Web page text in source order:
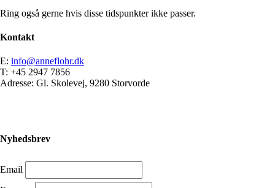
Ring også gerne hvis disse tidspunkter ikke passer.
Kontakt
E: info@anneflohr.dk
T: +45 2947 7856
Adresse: Gl. Skolevej, 9280 Storvorde
Nyhedsbrev
Email